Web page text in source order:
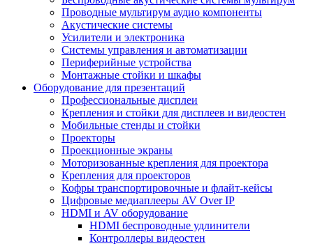
Проводные мультирум аудио компоненты
Акустические системы
Усилители и электроника
Системы управления и автоматизации
Периферийные устройства
Монтажные стойки и шкафы
Оборудование для презентаций
Профессиональные дисплеи
Крепления и стойки для дисплеев и видеостен
Мобильные стенды и стойки
Проекторы
Проекционные экраны
Моторизованные крепления для проектора
Крепления для проекторов
Кофры транспортировочные и флайт-кейсы
Цифровые медиаплееры AV Over IP
HDMI и AV оборудование
HDMI беспроводные удлинители
Контроллеры видеостен